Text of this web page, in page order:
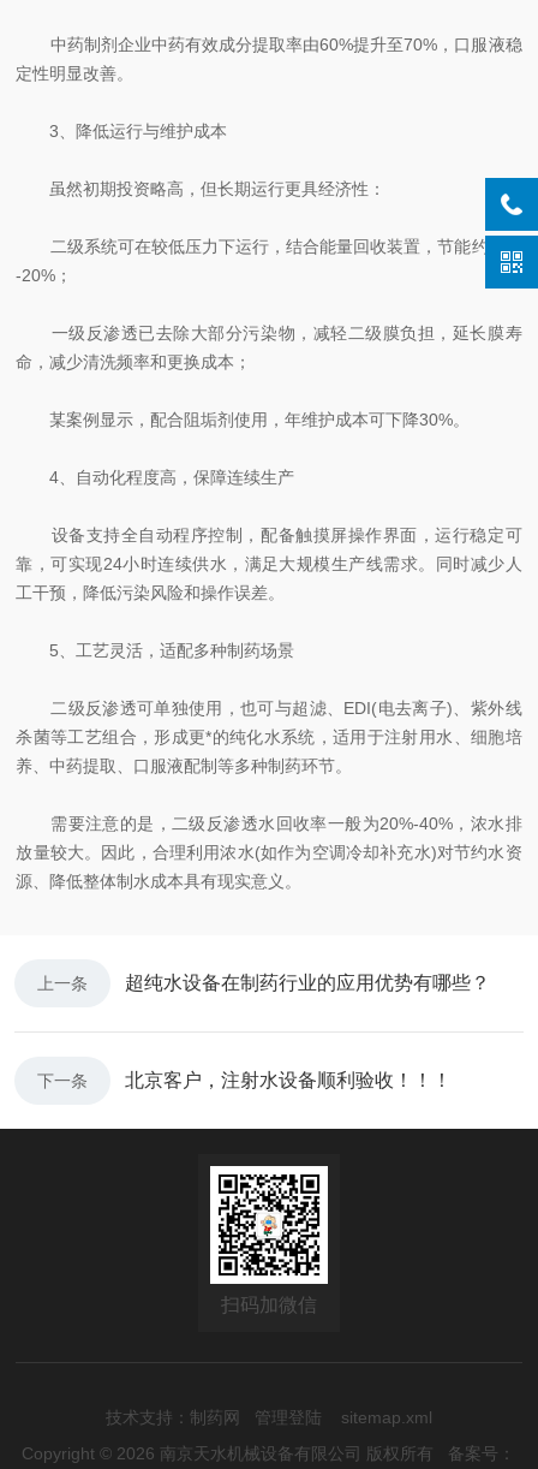
中药制剂企业中药有效成分提取率由60%提升至70%，口服液稳
定性明显改善。
3、降低运行与维护成本
虽然初期投资略高，但长期运行更具经济性：
二级系统可在较低压力下运行，结合能量回收装置，节能约15%
-20%；
一级反渗透已去除大部分污染物，减轻二级膜负担，延长膜寿
命，减少清洗频率和更换成本；
某案例显示，配合阻垢剂使用，年维护成本可下降30%。
4、自动化程度高，保障连续生产
设备支持全自动程序控制，配备触摸屏操作界面，运行稳定可
靠，可实现24小时连续供水，满足大规模生产线需求。同时减少人
工干预，降低污染风险和操作误差。
5、工艺灵活，适配多种制药场景
二级反渗透可单独使用，也可与超滤、EDI(电去离子)、紫外线
杀菌等工艺组合，形成更*的纯化水系统，适用于注射用水、细胞培
养、中药提取、口服液配制等多种制药环节。
需要注意的是，二级反渗透水回收率一般为20%-40%，浓水排
放量较大。因此，合理利用浓水(如作为空调冷却补充水)对节约水资
源、降低整体制水成本具有现实意义。
上一条 超纯水设备在制药行业的应用优势有哪些？
下一条 北京客户，注射水设备顺利验收！！！
扫码加微信
技术支持： 制药网 管理登陆
sitemap.xml
Copyright © 2026 南京天水机械设备有限公司 版权所有 备案号：